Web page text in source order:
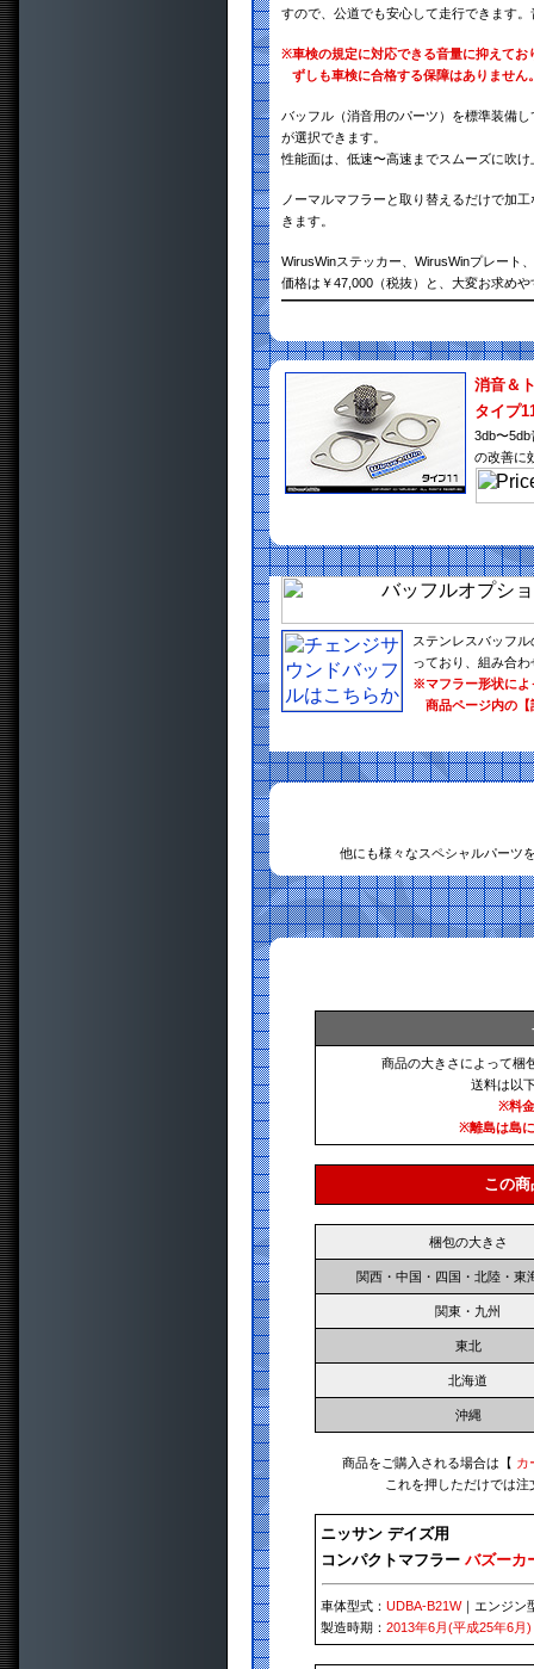
すので、公道でも安心して走行できます
※車検の規定に対応できる音量に抑えて
ずしも車検に合格する保障はありませ
バッフル（消音用のパーツ）を標準装備
が選択できます。
性能面は、低速〜高速までスムーズに吹
ノーマルマフラーと取り替えるだけで加
きます。
WirusWinステッカー、WirusWinプレート
価格は￥47,000（税抜）と、大変お求め
消音＆
タイプ
3db〜
の改善に
ステンレスバッフ
っており、組み合
※マフラー形状によ
商品ページ内の【
他にも様々なスペシャルパーツ
商品の大きさによって梱
送料は以
※料
※離島は島
この
梱包の大きさ
関西・中国・四国・北陸・東
関東・九州
東北
北海道
沖縄
商品をご購入される場合は【 カ
これを押しただけでは
ニッサン デイズ用
コンパクトマフラーバズーカ
車体型式：UDBA-B21W｜エンジン
製造時期：2013年6月(平成25年6月)